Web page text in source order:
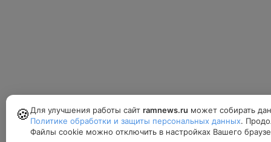
🍪 Для улучшения работы сайт ramnews.ru может собирать
Политике обработки и защиты персональных данных.
Файлы cookie можно отключить в настройках Вашего